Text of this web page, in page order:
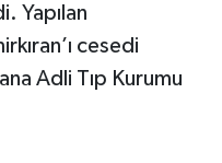
Yapılan
cesedi
Adli Tıp Kurumu